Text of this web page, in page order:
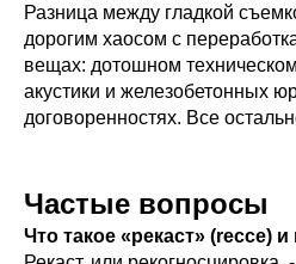
Разница между гладкой
дорогим хаосом с
вещах: дотошном
акустики и железобетонных
договоренностях. Все
Частые вопросы
Что такое «рекаст» (recce)